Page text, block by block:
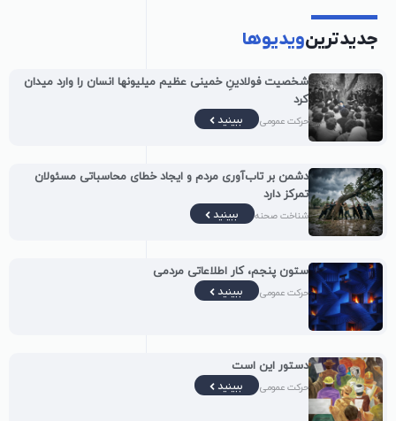
جدیدترینویدیوها
شخصیت فولادینِ خمینی عظیم میلیونها انسان را وارد میدان
کرد
حرکت عمومی ببینید
دشمن بر تاب‌آوری مردم و ایجاد خطای محاسباتی مسئولان
تمرکز دارد
شناخت صحنه ببینید
ستون پنجم، کار اطلاعاتی مردمی
حرکت عمومی ببینید
دستور این است
حرکت عمومی ببینید